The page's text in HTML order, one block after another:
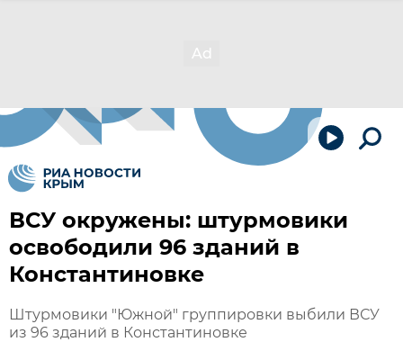
ВСУ окружены: штурмовики
освободили 96 зданий в
Константиновке
Штурмовики "Южной" группировки выбили ВСУ
из 96 зданий в Константиновке